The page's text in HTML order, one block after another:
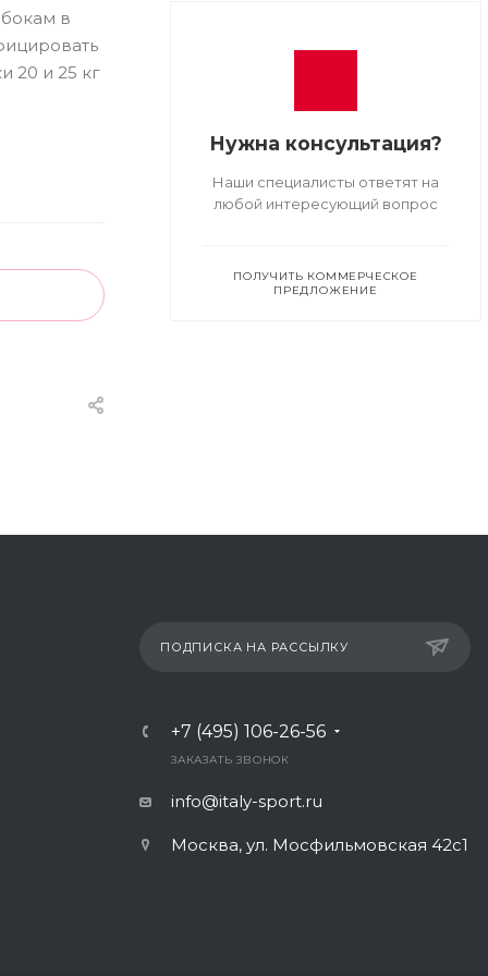
Нужна консультация?
Наши специалисты ответят на
любой интересующий вопрос
ПОЛУЧИТЬ КОММЕРЧЕСКОЕ
ПРЕДЛОЖЕНИЕ
в
20 и 25 кг
ПОДПИСКА НА РАССЫЛКУ
+7 (495) 106-26-56
ЗАКАЗАТЬ ЗВОНОК
info@italy-sport.ru
Москва, ул. Мосфильмовская 42с1